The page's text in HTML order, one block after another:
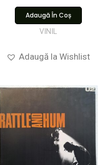
Adaugă În Coș
VINIL
Adaugă la Wishlist